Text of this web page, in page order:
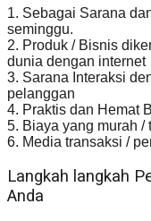
1. Sebagai Sarana
seminggu.
2. Produk / Bisnis
dunia dengan internet
3. Sarana Interaksi
pelanggan
4. Praktis dan Hemat
5. Biaya yang murah
6. Media transaksi /
Langkah langkah
Anda